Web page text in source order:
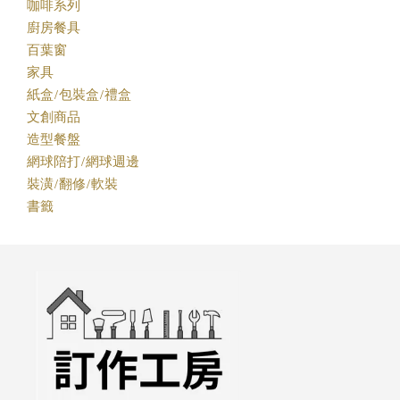
咖啡系列
廚房餐具
百葉窗
家具
紙盒/包裝盒/禮盒
文創商品
造型餐盤
網球陪打/網球週邊
裝潢/翻修/軟裝
書籤